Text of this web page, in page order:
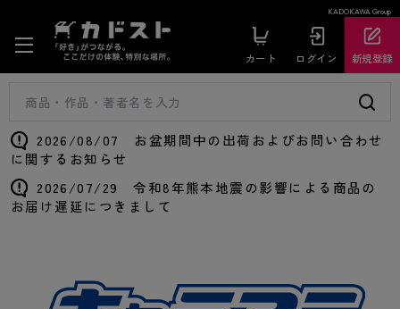
KADOKAWA Group
カート ログイン 新規登録
2026/08/07 お盆期間中の出荷およびお問い合わせ
に関するお知らせ
2026/07/29 令和8年熊本地震の影響による商品の
お届け遅延につきまして